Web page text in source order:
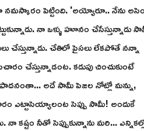
నమస్కారం పెట్టింది. 'అయ్యోరూ.. నేను
నా ఒళ్ళు హూనం చేసేస్తున్నాడు
చేస్తున్నాడు. చేతిలో పైసలు లేకపోతే నన్నా
చేస్తున్నాడంట. కడుపు చించుకుంటే
అదే సామీ పెజల నోట్లో మన్ను,
ఎట్టాసెయ్యాలంట సెప్పు సామీ! అందుకే
కష్టం నీతో సెప్పుకున్నాను మరి...